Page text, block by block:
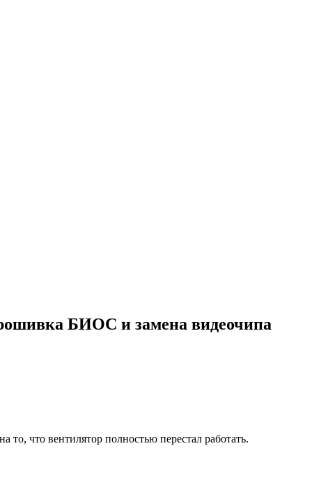
БИОС и замена видеочипа
что вентилятор полностью перестал работать.